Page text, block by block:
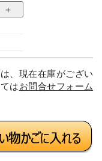
、現在在庫がござい
はお問合せフォーム